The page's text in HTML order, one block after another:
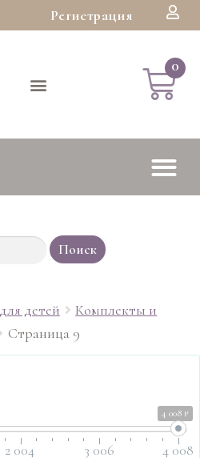
Регистрация
Поиск
детей
Комплекты и
Страница 9
4 008 ₽
2 004 3 006 4 008